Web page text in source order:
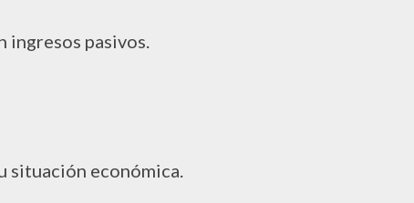
ingresos pasivos.
situación económica.